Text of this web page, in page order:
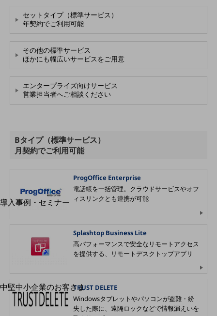
データプラス
home5Gプラン
モバイルサービス
セキュリティ
お手続き
別ウィンドウで開きます
サービスをご利用中のお客さま
導入事例・セミナー
最新の導入事例や注目の導入事例をご紹介します
開催・出展する各種セミナー、イベント情報をご紹介します
別ウィンドウで開きます
中堅中小企業のお客さま
NTTドコモビジネスウォッチ
ビジネスお役立ち情報
セットタイプ（標準サービス）
年契約でご利用可能
その他の標準サービス
ほかにも幅広いサービスをご用意
エンタープライズ向けサービス
営業担当者へご相談ください
Bタイプ（標準サービス）
月契約でご利用可能
ProgOffice Enterprise
電話帳を一括管理。クラウドサービスやオフ
ィスリンクとも連携が可能
Splashtop Business Lite
高パフォーマンスで安全なリモートアクセス
を提供する、リモートデスクトップアプリ
TRUST DELETE
Windowsタブレットやパソコンが盗難・紛
失した際に、遠隔ロックなどで情報漏えいを